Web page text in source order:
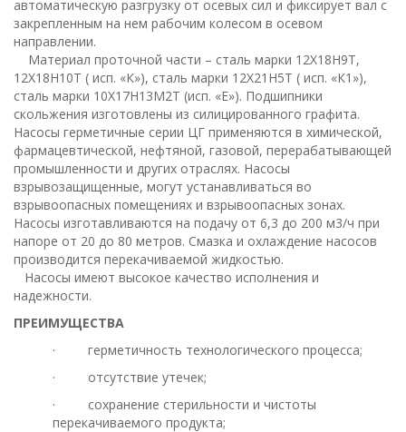
автоматическую разгрузку от осевых сил и фиксирует вал с
закрепленным на нем рабочим колесом в осевом
направлении.
Материал проточной части – сталь марки 12Х18Н9Т,
12Х18Н10Т ( исп. «К»), сталь марки 12Х21Н5Т ( исп. «К1»),
сталь марки 10Х17Н13М2Т (исп. «Е»). Подшипники
скольжения изготовлены из силицированного графита.
Насосы герметичные серии ЦГ применяются в химической,
фармацевтической, нефтяной, газовой, перерабатывающей
промышленности и других отраслях. Насосы
взрывозащищенные, могут устанавливаться во
взрывоопасных помещениях и взрывоопасных зонах.
Насосы изготавливаются на подачу от 6,3 до 200 м3/ч при
напоре от 20 до 80 метров. Смазка и охлаждение насосов
производится перекачиваемой жидкостью.
Насосы имеют высокое качество исполнения и
надежности.
ПРЕИМУЩЕСТВА
· герметичность технологического процесса;
· отсутствие утечек;
· сохранение стерильности и чистоты
перекачиваемого продукта;